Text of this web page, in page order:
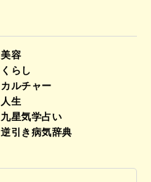
美容
くらし
カルチャー
人生
九星気学占い
逆引き病気辞典